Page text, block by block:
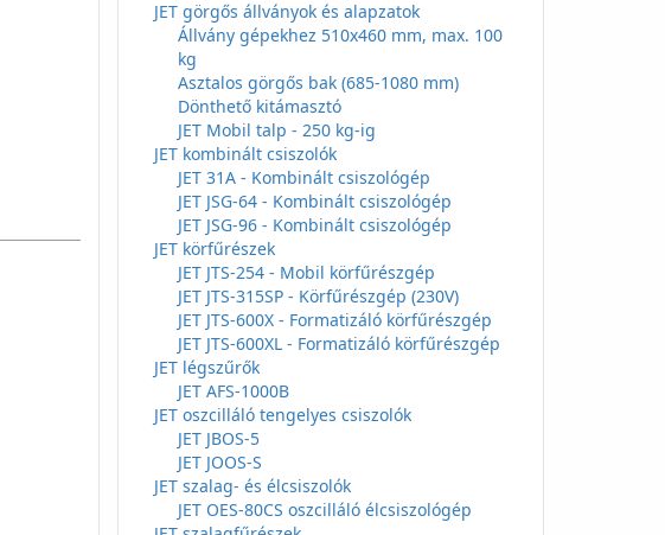
JET görgős állványok és alapzatok
Állvány gépekhez 510x460 mm, max. 100
kg
Asztalos görgős bak (685-1080 mm)
Dönthető kitámasztó
JET Mobil talp - 250 kg-ig
JET kombinált csiszolók
JET 31A - Kombinált csiszológép
JET JSG-64 - Kombinált csiszológép
JET JSG-96 - Kombinált csiszológép
JET körfűrészek
JET JTS-254 - Mobil körfűrészgép
JET JTS-315SP - Körfűrészgép (230V)
JET JTS-600X - Formatizáló körfűrészgép
JET JTS-600XL - Formatizáló körfűrészgép
JET légszűrők
JET AFS-1000B
JET oszcilláló tengelyes csiszolók
JET JBOS-5
JET JOOS-S
JET szalag- és élcsiszolók
JET OES-80CS oszcilláló élcsiszológép